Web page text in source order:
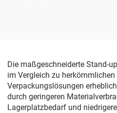
Die maßgeschneiderte Stand-
im Vergleich zu herkömmlichen
Verpackungslösungen
durch geringeren
Lagerplatzbedarf und